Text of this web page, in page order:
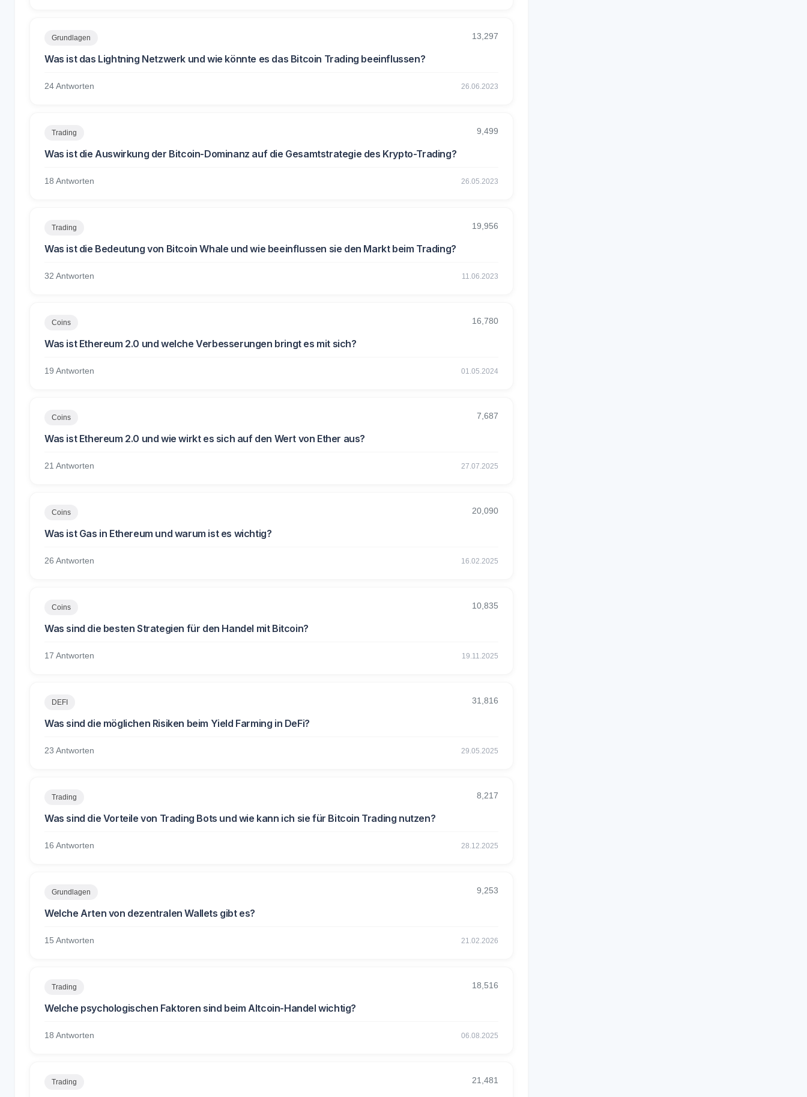
Grundlagen 13,297
Was ist das Lightning Netzwerk und wie könnte es das Bitcoin Trading beeinflussen?
24 Antworten 26.06.2023
Trading 9,499
Was ist die Auswirkung der Bitcoin-Dominanz auf die Gesamtstrategie des Krypto-Trading?
18 Antworten 26.05.2023
Trading 19,956
Was ist die Bedeutung von Bitcoin Whale und wie beeinflussen sie den Markt beim Trading?
32 Antworten 11.06.2023
Coins 16,780
Was ist Ethereum 2.0 und welche Verbesserungen bringt es mit sich?
19 Antworten 01.05.2024
Coins 7,687
Was ist Ethereum 2.0 und wie wirkt es sich auf den Wert von Ether aus?
21 Antworten 27.07.2025
Coins 20,090
Was ist Gas in Ethereum und warum ist es wichtig?
26 Antworten 16.02.2025
Coins 10,835
Was sind die besten Strategien für den Handel mit Bitcoin?
17 Antworten 19.11.2025
DEFI 31,816
Was sind die möglichen Risiken beim Yield Farming in DeFi?
23 Antworten 29.05.2025
Trading 8,217
Was sind die Vorteile von Trading Bots und wie kann ich sie für Bitcoin Trading nutzen?
16 Antworten 28.12.2025
Grundlagen 9,253
Welche Arten von dezentralen Wallets gibt es?
15 Antworten 21.02.2026
Trading 18,516
Welche psychologischen Faktoren sind beim Altcoin-Handel wichtig?
18 Antworten 06.08.2025
Trading 21,481